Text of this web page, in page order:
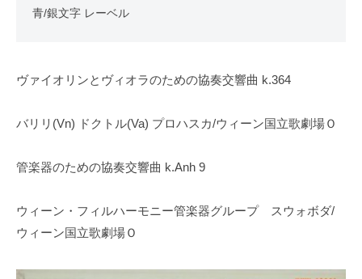
青/銀文字 レーベル
ヴァイオリンとヴィオラのための協奏交響曲 k.364
バリリ(Vn) ドクトル(Va) プロハスカ/ウィーン国立歌劇場Ｏ
管楽器のための協奏交響曲 k.Anh 9
ウィーン・フィルハーモニー管楽器グループ スウォボダ/
ウィーン国立歌劇場Ｏ